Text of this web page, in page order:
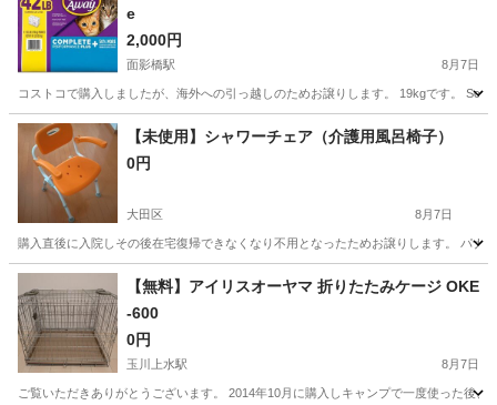
e
2,000円
面影橋駅 8月7日
コストコで購入しましたが、海外への引っ越しのためお譲りします。 19kgです。
東京 豊島区 面影橋駅
【未使用】シャワーチェア（介護用風呂椅子）
0円
大田区 8月7日
購入直後に入院しその後在宅復帰できなくなり不用となったためお譲りします。 パ
東京 大田区 その他 風呂
【無料】アイリスオーヤマ 折りたたみケージ OKE
-600
0円
玉川上水駅 8月7日
ご覧いただきありがとうございます。 2014年10月に購入しキャンプで一度使った後